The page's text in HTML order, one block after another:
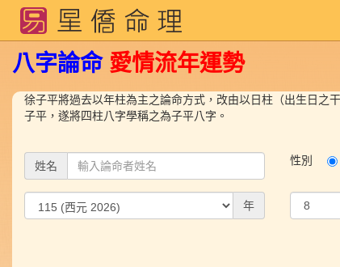
八字論命 愛情流年運勢
徐子平將過去以年柱為主之論命方式，改由以日柱（出生日之
子平，遂將四柱八字學稱之為子平八字。
姓名 性別
年